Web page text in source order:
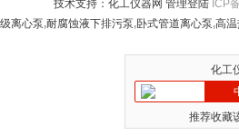
技术支持： 化工仪器网 管理登陆 ICP
离心泵,耐腐蚀液下排污泵,卧式管道离心泵,高
化工
推荐收藏